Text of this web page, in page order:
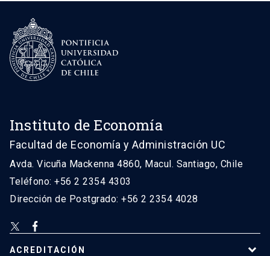
Instituto de Economía
Facultad de Economía y Administración UC
Avda. Vicuña Mackenna 4860, Macul. Santiago, Chile
Teléfono: +56 2 2354 4303
Dirección de Postgrado: +56 2 2354 4028
ACREDITACIÓN